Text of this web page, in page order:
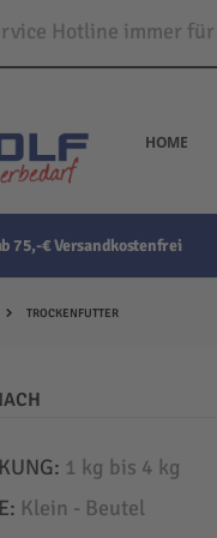
Hotline immer
HOME
75,-€ Versandkostenfrei
TROCKENFUTTER
1 kg bis 4 kg
Klein - Beutel